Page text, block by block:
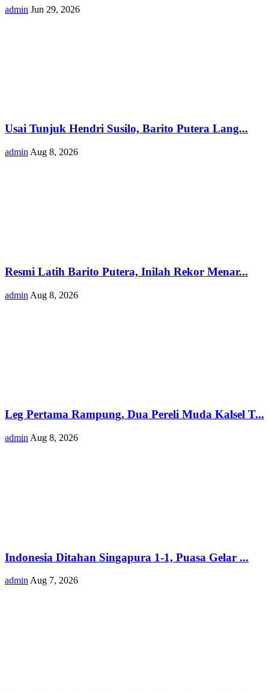
admin Jun 29, 2026
Usai Tunjuk Hendri Susilo, Barito Putera Lang...
admin Aug 8, 2026
Resmi Latih Barito Putera, Inilah Rekor Menar...
admin Aug 8, 2026
Leg Pertama Rampung, Dua Pereli Muda Kalsel T...
admin Aug 8, 2026
Indonesia Ditahan Singapura 1-1, Puasa Gelar ...
adminAug 7, 2026